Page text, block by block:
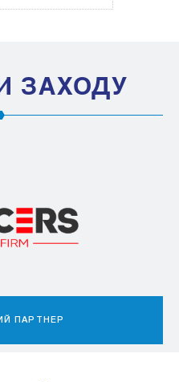
ЗАХОДУ